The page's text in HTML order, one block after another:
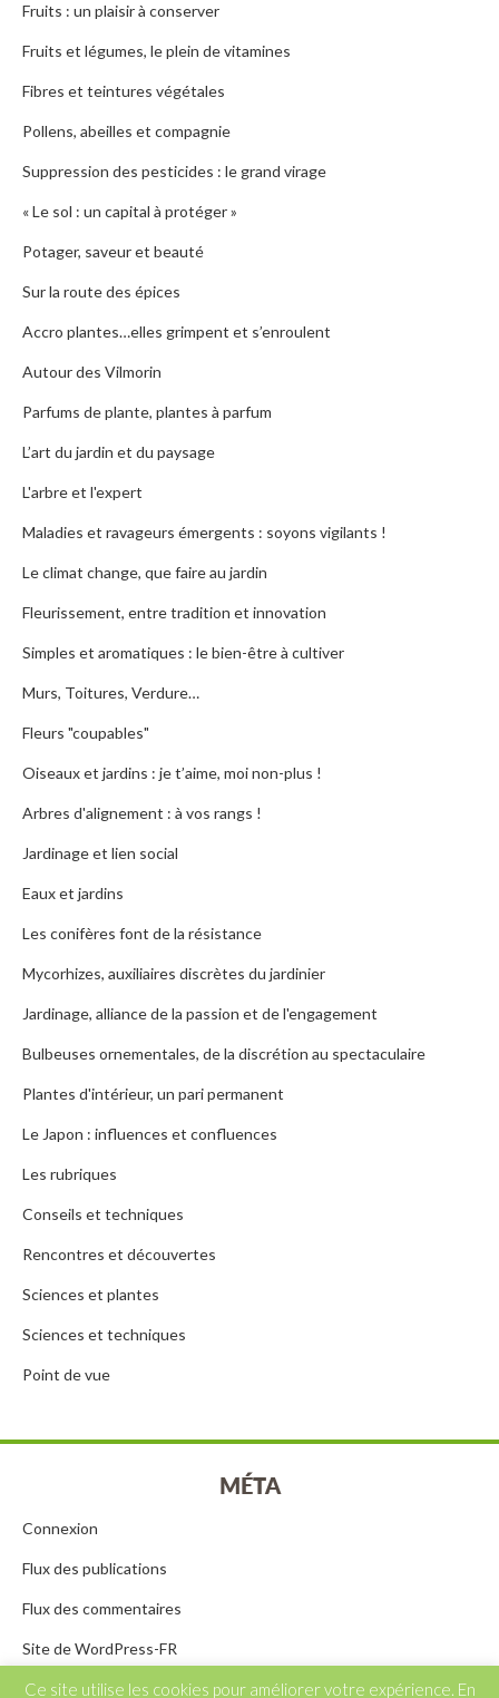
Fruits : un plaisir à conserver
Fruits et légumes, le plein de vitamines
Fibres et teintures végétales
Pollens, abeilles et compagnie
Suppression des pesticides : le grand virage
« Le sol : un capital à protéger »
Potager, saveur et beauté
Sur la route des épices
Accro plantes…elles grimpent et s’enroulent
Autour des Vilmorin
Parfums de plante, plantes à parfum
L’art du jardin et du paysage
L'arbre et l'expert
Maladies et ravageurs émergents : soyons vigilants !
Le climat change, que faire au jardin
Fleurissement, entre tradition et innovation
Simples et aromatiques : le bien-être à cultiver
Murs, Toitures, Verdure…
Fleurs "coupables"
Oiseaux et jardins : je t’aime, moi non-plus !
Arbres d'alignement : à vos rangs !
Jardinage et lien social
Eaux et jardins
Les conifères font de la résistance
Mycorhizes, auxiliaires discrètes du jardinier
Jardinage, alliance de la passion et de l'engagement
Bulbeuses ornementales, de la discrétion au spectaculaire
Plantes d'intérieur, un pari permanent
Le Japon : influences et confluences
Les rubriques
Conseils et techniques
Rencontres et découvertes
Sciences et plantes
Sciences et techniques
Point de vue
MÉTA
Connexion
Flux des publications
Flux des commentaires
Site de WordPress-FR
Ce site utilise les cookies pour améliorer votre expérience. En